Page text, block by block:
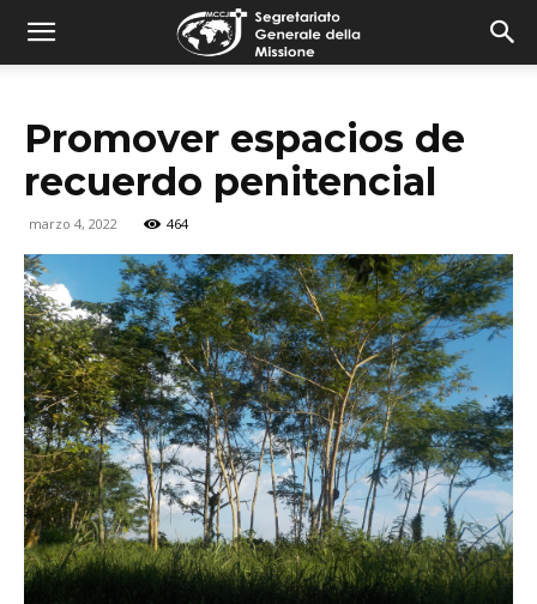
combonimission.net
Promover espacios de
recuerdo penitencial
marzo 4, 2022 464